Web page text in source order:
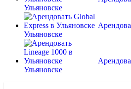
Ульяновске
Ульяновске
Ульяновске